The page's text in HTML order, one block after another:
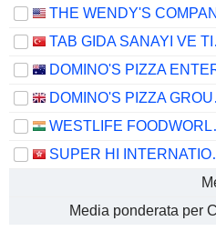
THE WENDY'S
Media ponderata per